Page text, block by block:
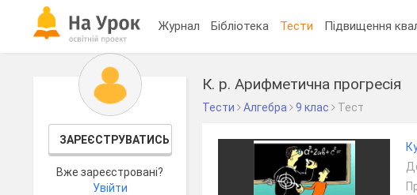
Журнал Бібліотека Тести Підвищення
ЗАРЕЄСТРУВАТИСЬ
Вже зареєстровані?
Увійти
К. р. Арифметична прогресія
Тести Алгебра 9 клас Тест